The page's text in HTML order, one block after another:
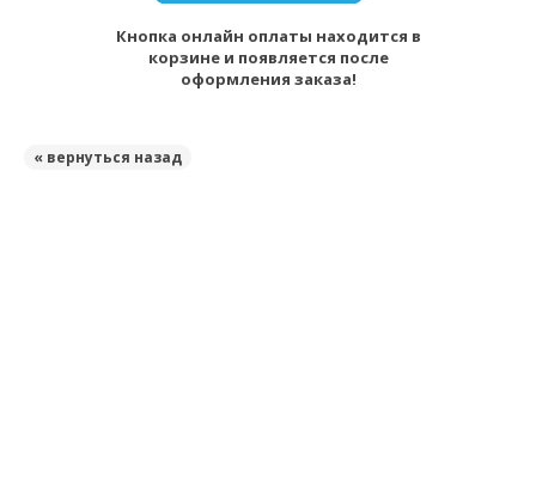
Кнопка онлайн оплаты находится в
корзине и появляется после
оформления заказа!
« вернуться назад